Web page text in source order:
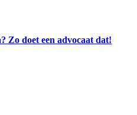
Zo doet een advocaat dat!